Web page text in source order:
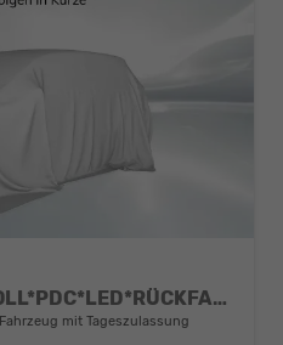
L3H2 *3-SITZER*15 ZOLL*PDC*LED*RÜCKFAHRKAMERA*DAB*KLIMA*HECKTÜRE 260°*
Fahrzeug mit Tageszulassung